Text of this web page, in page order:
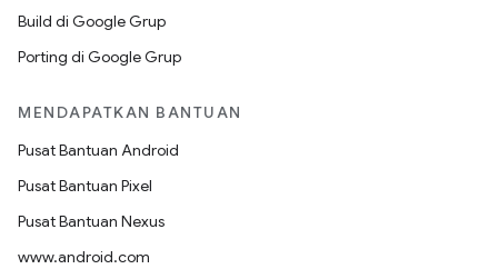
Build di Google Grup
Porting di Google Grup
MENDAPATKAN BANTUAN
Pusat Bantuan Android
Pusat Bantuan Pixel
Pusat Bantuan Nexus
www.android.com